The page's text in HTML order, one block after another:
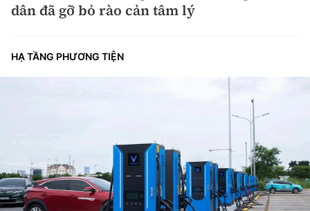
dân đã gỡ bỏ rào cản tâm lý
HẠ TẦNG PHƯƠNG TIỆN